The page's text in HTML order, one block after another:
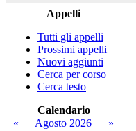
Appelli
Tutti gli appelli
Prossimi appelli
Nuovi aggiunti
Cerca per corso
Cerca testo
Calendario
«
Agosto 2026
»